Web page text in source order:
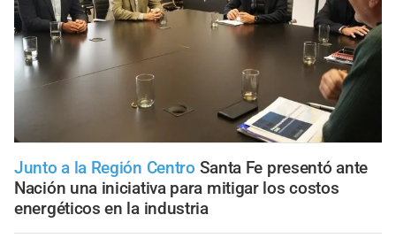
Junto a la Región Centro Santa Fe presentó ante
Nación una iniciativa para mitigar los costos
energéticos en la industria